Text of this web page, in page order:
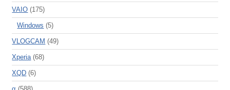
VAIO (175)
Windows (5)
VLOGCAM (49)
Xperia (68)
XQD (6)